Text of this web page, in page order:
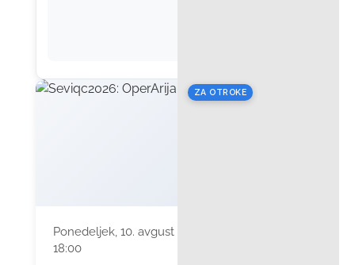
ZA OTROKE
Ponedeljek, 10. avgust 2026 ob
18:00